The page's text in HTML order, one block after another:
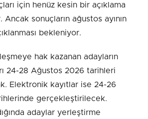
için henüz kesin bir açıklama
sonuçların ağustos ayının
bekleniyor.
hak kazanan adayların
24-28 Ağustos 2026 tarihleri
Elektronik kayıtlar ise 24-26
gerçekleştirilecek.
adaylar yerleştirme